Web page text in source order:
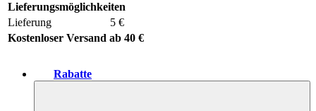
Lieferungsmöglichkeiten
Lieferung
5 €
Kostenloser Versand ab 40 €
Rabatte